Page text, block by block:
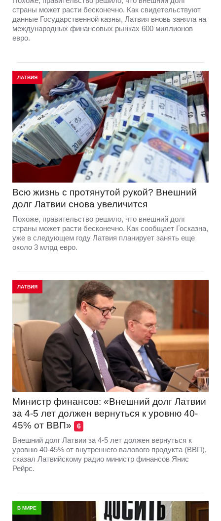
страны может расти бесконечно. Как свидетельствуют
данные Государственной казны, Латвия вновь заняла на
международных финансовых рынках 600 миллионов
евро.
ЛАТВИЯ
Всю жизнь с протянутой рукой? Внешний
долг Латвии снова увеличится
Похоже, правительство решило, что внешний долг
страны может расти бесконечно. Как сообщает Госказна,
уже в следующем году Латвия планирует занять еще
около 3 млрд евро.
ЛАТВИЯ
Министр финансов: «Внешний долг Латвии
за 4-5 лет должен вернуться к уровню 40-
45% от ВВП»
6
Внешний долг Латвии за 4-5 лет должен вернуться к
уровню 40-45% от внутреннего валового продукта (ВВП),
сказал Латвийскому радио министр финансов Янис
Рейрс.
В МИРЕ